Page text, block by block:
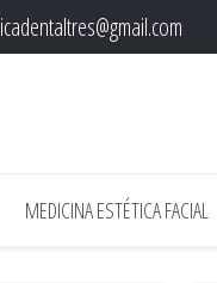
MEDICINA ESTÉTICA FACIAL